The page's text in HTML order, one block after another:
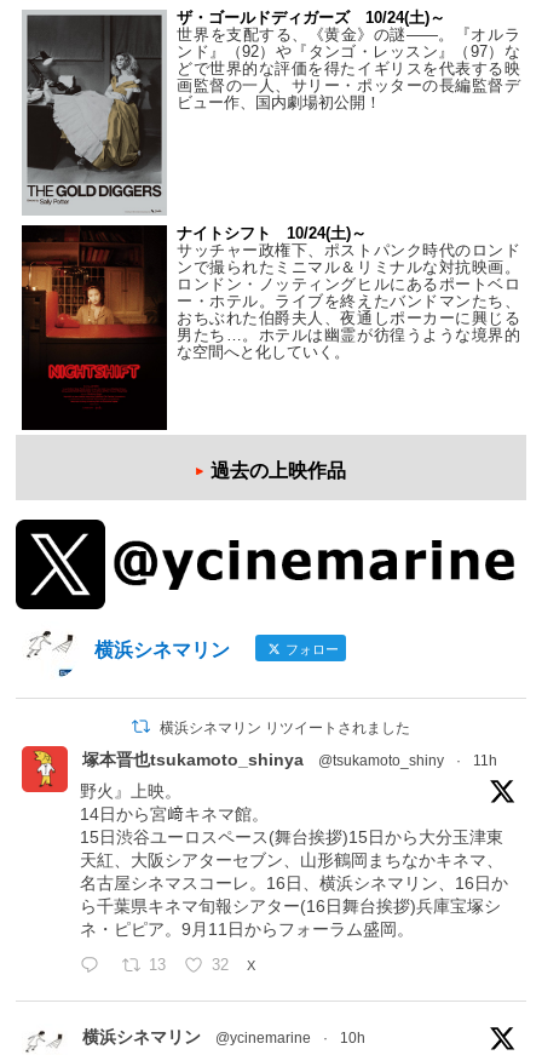
ザ・ゴールドディガーズ 10/24(土)～
世界を支配する、《黄金》の謎――。『オルラ
ンド』（92）や『タンゴ・レッスン』（97）な
どで世界的な評価を得たイギリスを代表する映
画監督の一人、サリー・ポッターの長編監督デ
ビュー作、国内劇場初公開！
ナイトシフト 10/24(土)～
サッチャー政権下、ポストパンク時代のロンド
ンで撮られたミニマル＆リミナルな対抗映画。
ロンドン・ノッティングヒルにあるポートベロ
ー・ホテル。ライブを終えたバンドマンたち、
おちぶれた伯爵夫人、夜通しポーカーに興じる
男たち…。ホテルは幽霊が彷徨うような境界的
な空間へと化していく。
過去の上映作品
横浜シネマリン フォロー
横浜シネマリン リツイートされました
塚本晋也tsukamoto_shinya @tsukamoto_shiny · 11h
野火』上映。
14日から宮﨑キネマ館。
15日渋谷ユーロスペース(舞台挨拶)15日から大分玉津東
天紅、大阪シアターセブン、山形鶴岡まちなかキネマ、
名古屋シネマスコーレ。16日、横浜シネマリン、16日か
ら千葉県キネマ旬報シアター(16日舞台挨拶)兵庫宝塚シ
ネ・ピピア。9月11日からフォーラム盛岡。
13 32 X
横浜シネマリン @ycinemarine · 10h